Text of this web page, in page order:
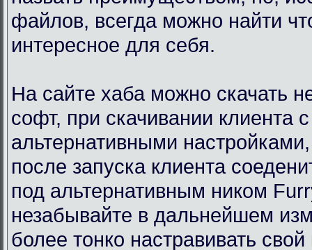
файлов, всегда можно найти
интересное для себя.
На сайте хаба можно скачать
софт, при скачивании клиента с
альтернативными
после запуска клиента
под альтернативным ником
незабывайте в дальнейшем
более тонко настравивать свой